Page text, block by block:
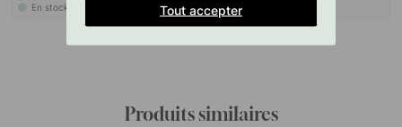
En stock En stock
Produits similaires
Tout accepter